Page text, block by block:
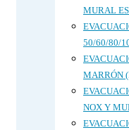
MURAL
50/60/80/
MARRÓN
NOX Y